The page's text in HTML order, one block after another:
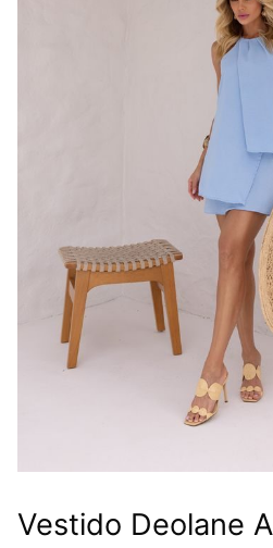
Vestido Deolane